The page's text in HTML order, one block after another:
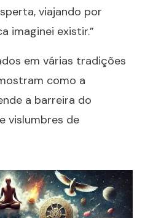
viajando por
imaginei existir.”
em várias tradições
como a
a barreira do
vislumbres de